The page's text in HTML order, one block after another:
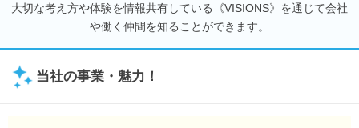
大切な考え方や体験を情報共有している《VISIONS》を通じて会社
や働く仲間を知ることができます。
当社の事業・魅力！